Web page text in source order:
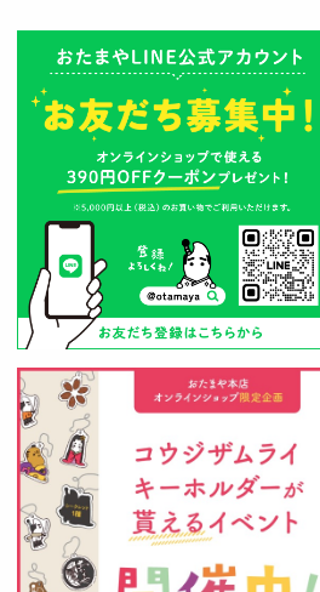
とろり漬け込み用酒粕が新発売！
（2026年05月10日）
山形酒蔵の今期新粕を低温でじっ
くりと熟成させて、とろり漬け込
まみをしっかりと引き出して出来
ました。野菜、お魚、お肉等の漬
け込みにどうぞ・・・
クロ黒麹甘酒 スティック新発売
（2026年03月08日）